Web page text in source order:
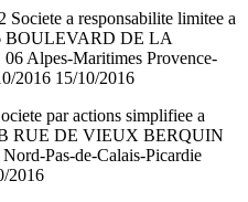
a responsabilite limitee a
BOULEVARD DE LA
Alpes-Maritimes Provence-
2016 15/10/2016
par actions simplifiee a
B RUE DE VIEUX BERQUIN
Pas-de-Calais-Picardie
2016